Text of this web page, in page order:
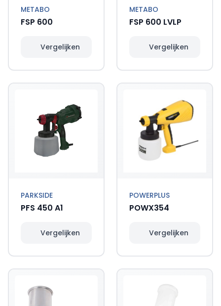
METABO
FSP 600
Vergelijken
METABO
FSP 600 LVLP
Vergelijken
PARKSIDE
PFS 450 A1
Vergelijken
POWERPLUS
POWX354
Vergelijken